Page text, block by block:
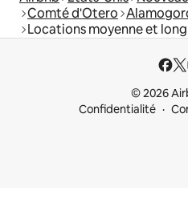
Comté d'Otero
Locations moyenne et
© 2026
Confidentialité